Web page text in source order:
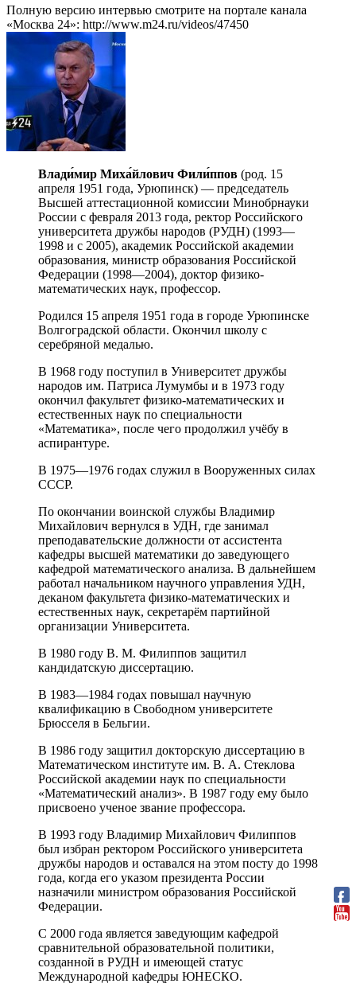
Полную версию интервью смотрите на портале канала
«Москва 24»: http://www.m24.ru/videos/47450
Влади́мир Миха́йлович Фили́ппов (род. 15
апреля 1951 года, Урюпинск) — председатель
Высшей аттестационной комиссии Минобрнауки
России с февраля 2013 года, ректор Российского
университета дружбы народов (РУДН) (1993—
1998 и с 2005), академик Российской академии
образования, министр образования Российской
Федерации (1998—2004), доктор физико-
математических наук, профессор.
Родился 15 апреля 1951 года в городе Урюпинске
Волгоградской области. Окончил школу с
серебряной медалью.
В 1968 году поступил в Университет дружбы
народов им. Патриса Лумумбы и в 1973 году
окончил факультет физико-математических и
естественных наук по специальности
«Математика», после чего продолжил учёбу в
аспирантуре.
В 1975—1976 годах служил в Вооруженных силах
СССР.
По окончании воинской службы Владимир
Михайлович вернулся в УДН, где занимал
преподавательские должности от ассистента
кафедры высшей математики до заведующего
кафедрой математического анализа. В дальнейшем
работал начальником научного управления УДН,
деканом факультета физико-математических и
естественных наук, секретарём партийной
организации Университета.
В 1980 году В. М. Филиппов защитил
кандидатскую диссертацию.
В 1983—1984 годах повышал научную
квалификацию в Свободном университете
Брюсселя в Бельгии.
В 1986 году защитил докторскую диссертацию в
Математическом институте им. В. А. Стеклова
Российской академии наук по специальности
«Математический анализ». В 1987 году ему было
присвоено ученое звание профессора.
В 1993 году Владимир Михайлович Филиппов
был избран ректором Российского университета
дружбы народов и оставался на этом посту до 1998
года, когда его указом президента России
назначили министром образования Российской
Федерации.
С 2000 года является заведующим кафедрой
сравнительной образовательной политики,
созданной в РУДН и имеющей статус
Международной кафедры ЮНЕСКО.